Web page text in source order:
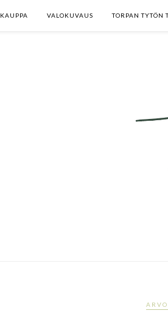
KAUPPA VALOKUVAUS TORPAN TYTÖN